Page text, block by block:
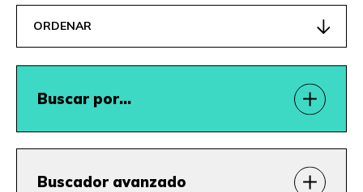
Buscar por…
Buscador avanzado
ORDENAR